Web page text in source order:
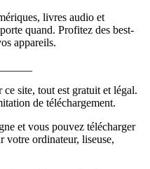
livres audio et
quand. Profitez des best-
appareils.
site, tout est gratuit et légal.
de téléchargement.
et vous pouvez télécharger
votre ordinateur, liseuse,